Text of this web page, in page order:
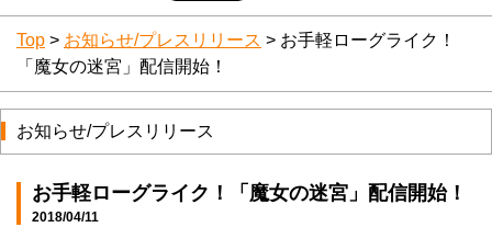
Top > お知らせ/プレスリリース > お手軽ローグライク！
「魔女の迷宮」配信開始！
お知らせ/プレスリリース
お手軽ローグライク！「魔女の迷宮」配信開始！
2018/04/11